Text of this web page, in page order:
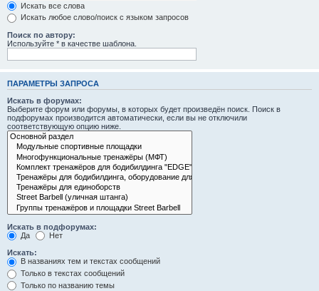
Искать все слова
Искать любое слово/поиск с языком запросов
Поиск по автору:
Используйте * в качестве шаблона.
ПАРАМЕТРЫ ЗАПРОСА
Искать в форумах:
Выберите форум или форумы, в которых будет произведён поиск. Поиск в
подфорумах производится автоматически, если вы не отключили
соответствующую опцию ниже.
Искать в подфорумах:
Да
Нет
Искать:
В названиях тем и текстах сообщений
Только в текстах сообщений
Только по названию темы